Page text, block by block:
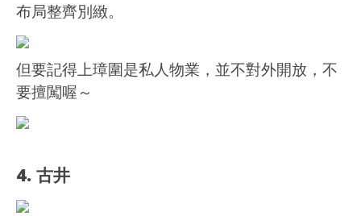
布局整齊別緻。
但要記得上璋圍是私人物業，並不對外開放，不
要擅闖喔～
4. 古井